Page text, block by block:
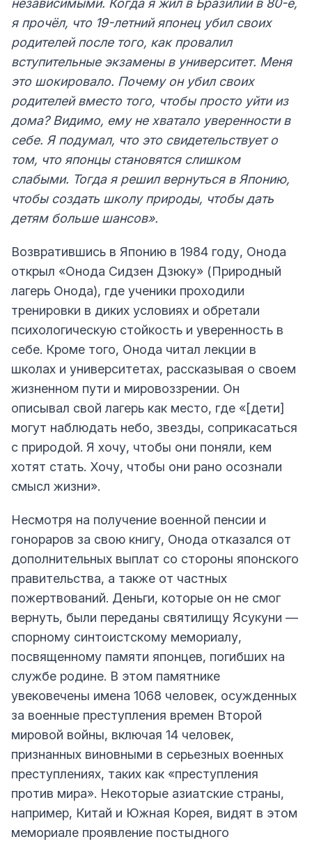
независимыми. Когда я жил в Бразилии в 80-е,
я прочёл, что 19-летний японец убил своих
родителей после того, как провалил
вступительные экзамены в университет. Меня
это шокировало. Почему он убил своих
родителей вместо того, чтобы просто уйти из
дома? Видимо, ему не хватало уверенности в
себе. Я подумал, что это свидетельствует о
том, что японцы становятся слишком
слабыми. Тогда я решил вернуться в Японию,
чтобы создать школу природы, чтобы дать
детям больше шансов».
Возвратившись в Японию в 1984 году, Онода
открыл «Онода Сидзен Дзюку» (Природный
лагерь Онода), где ученики проходили
тренировки в диких условиях и обретали
психологическую стойкость и уверенность в
себе. Кроме того, Онода читал лекции в
школах и университетах, рассказывая о своем
жизненном пути и мировоззрении. Он
описывал свой лагерь как место, где «[дети]
могут наблюдать небо, звезды, соприкасаться
с природой. Я хочу, чтобы они поняли, кем
хотят стать. Хочу, чтобы они рано осознали
смысл жизни».
Несмотря на получение военной пенсии и
гонораров за свою книгу, Онода отказался от
дополнительных выплат со стороны японского
правительства, а также от частных
пожертвований. Деньги, которые он не смог
вернуть, были переданы святилищу Ясукуни —
спорному синтоистскому мемориалу,
посвященному памяти японцев, погибших на
службе родине. В этом памятнике
увековечены имена 1068 человек, осужденных
за военные преступления времен Второй
мировой войны, включая 14 человек,
признанных виновными в серьезных военных
преступлениях, таких как «преступления
против мира». Некоторые азиатские страны,
например, Китай и Южная Корея, видят в этом
мемориале проявление постыдного